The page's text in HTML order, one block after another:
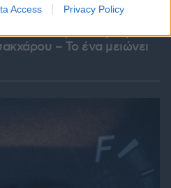
Access Privacy Policy
4 ενδοκρινολόγοι για
– Το ένα μειώνει